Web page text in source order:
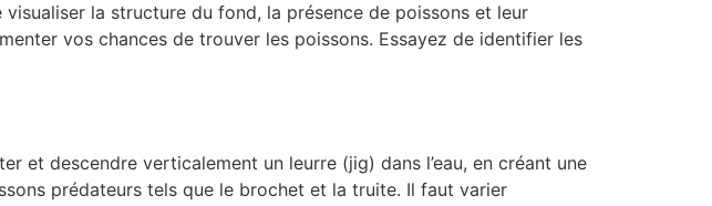
la structure du fond, la présence de poissons et leur
vos chances de trouver les poissons. Essayez de identifier les
et descendre verticalement un leurre (jig) dans l’eau, en créant une
prédateurs tels que le brochet et la truite. Il faut varier